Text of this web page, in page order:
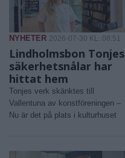
NYHETER 2026-07-30 KL. 08:51
Lindholmsbon Tonjes
säkerhetsnålar har
hittat hem
Tonjes verk skänktes till
Vallentuna av konstföreningen –
Nu är det på plats i kulturhuset